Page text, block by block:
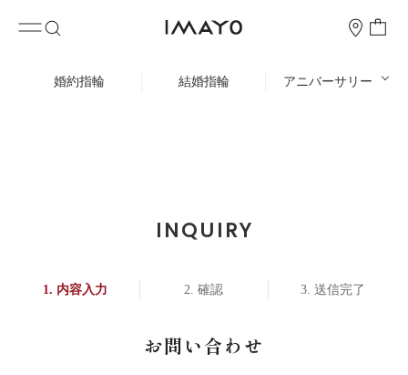
婚約指輪 結婚指輪 アニバーサリー
INQUIRY
内容入力 確認 送信完了
お問い合わせ